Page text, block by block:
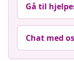
Gå til
Chat med